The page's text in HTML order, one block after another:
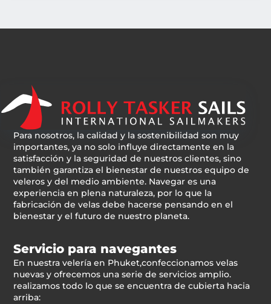
Para nosotros, la calidad y la sostenibilidad son muy
importantes, ya no solo influye directamente en la
satisfacción y la seguridad de nuestros clientes, sino
también garantiza el bienestar de nuestros equipo de
veleros y del medio ambiente. Navegar es una
experiencia en plena naturaleza, por lo que la
fabricación de velas debe hacerse pensando en el
bienestar y el futuro de nuestro planeta.
Servicio para navegantes
En nuestra velería en Phuket,confeccionamos velas
nuevas y ofrecemos una serie de servicios amplio.
realizamos todo lo que se encuentra de cubierta hacia
arriba: